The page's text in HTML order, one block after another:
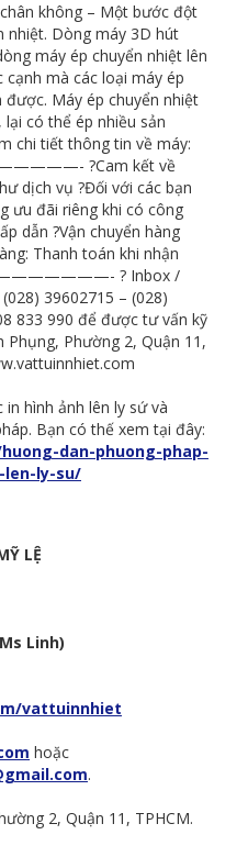
không – Một bước đột
nhiệt. Dòng máy 3D hút
máy ép chuyển nhiệt lên
mà các loại máy ép
Máy ép chuyển nhiệt
có thể ép nhiều sản
chi tiết thông tin về máy:
?Cam kết về
dịch vụ ?Đối với các bạn
ưu đãi riêng khi có công
dẫn ?Vận chuyển hàng
Thanh toán khi nhận
————————- ? Inbox /
39602715 – (028)
833 990 để được tư vấn kỹ
Phụng, Phường 2, Quận 11,
hình ảnh lên ly sứ và
Bạn có thế xem tại đây:
dan-phuong-phap-
len-ly-su/
LỆ
Linh)
vattuinnhiet
hoặc
.
2, Quận 11, TPHCM.